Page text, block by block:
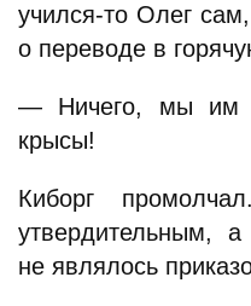
учился-то Олег
о переводе в
— Ничего, мы им
крысы!
Киборг
утвердительным,
не являлось